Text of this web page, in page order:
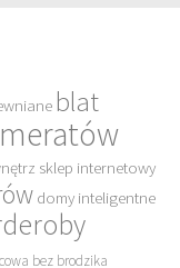
blat
sklep internetowy
domy inteligentne
bez brodzika